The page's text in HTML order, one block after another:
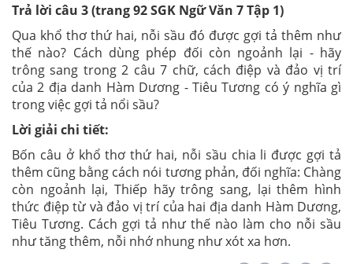
Trả lời câu 3 (trang 92SGK Ngữ Văn 7 Tập 1)
Qua khổ thơ thứ hai, nỗi sầu đó được gợi tả thêm như
thế nào? Cách dùng phép đối còn ngoảnh lại - hãy
trông sang trong 2 câu 7 chữ, cách điệp và đảo vị trí
của 2 địa danh Hàm Dương - Tiêu Tương có ý nghĩa gì
trong việc gợi tả nổi sầu?
Lời giải chi tiết:
Bốn câu ở khổ thơ thứ hai, nỗi sầu chia li được gợi tả
thêm cũng bằng cách nói tương phản, đối nghĩa: Chàng
còn ngoảnh lại, Thiếp hãy trông sang, lại thêm hình
thức điệp từ và đảo vị trí của hai địa danh Hàm Dương,
Tiêu Tương. Cách gợi tả như thế nào làm cho nỗi sầu
như tăng thêm, nỗi nhớ nhung như xót xa hơn.